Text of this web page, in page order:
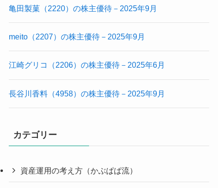
亀田製菓（2220）の株主優待－2025年9月
meito（2207）の株主優待－2025年9月
江崎グリコ（2206）の株主優待－2025年6月
長谷川香料（4958）の株主優待－2025年9月
カテゴリー
資産運用の考え方（かぶぱぱ流）